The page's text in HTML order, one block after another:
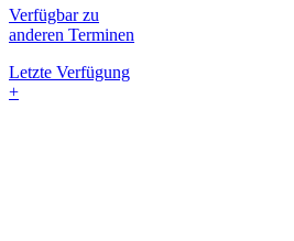
Verfügbar zu
anderen Terminen
Letzte Verfügung
+